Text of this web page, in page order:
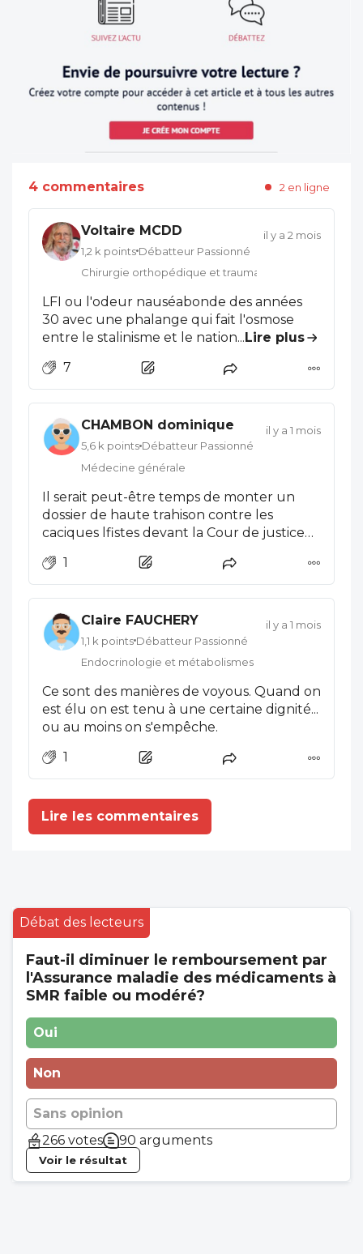
4 commentaires 2 en ligne
Voltaire MCDD
1,2 k points Débatteur Passionné
Chirurgie orthopédique et traumatologie
il y a 2 mois
LFI ou l'odeur nauséabonde des années
30 avec une phalange qui fait l'osmose
entre le stalinisme et le national islamisme ,
communautaire, entre le foulard oua
bourqua et la tenue noire des black
tolérance de nos démocraties et l'idéologie
des juges ne seront pas du côté de la
victime, aujourd'hui ce confrère et .........
individus qui glorifient le Hamas, le
Hezbollah et les mollahs dont il sont les
proxys.
... Lire plus
7
CHAMBON dominique
5,6 k points Débatteur Passionné
Médecine générale
il y a 1 mois
Il serait peut-être temps de monter un
dossier de haute trahison contre les
caciques lfistes devant la Cour de justice
pas d’elle, ce serait salutaire de faire une
exception car ils sont, par essence,
insurrectionnels).
1
Claire FAUCHERY
1,1 k points Débatteur Passionné
Endocrinologie et métabolismes
il y a 1 mois
Ce sont des manières de voyous. Quand on
est élu on est tenu à une certaine dignité...
ou au moins on s'empêche.
1
Lire les commentaires
Débat des lecteurs
Faut-il diminuer le remboursement par
l'Assurance maladie des médicaments à
SMR faible ou modéré?
Oui
Non
Sans opinion
266 votes
90 arguments
Voir le résultat